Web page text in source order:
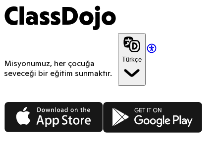
ClassDojo
Misyonumuz, her çocuğa
seveceği bir eğitim sunmaktır.
Türkçe
App Store Google Play